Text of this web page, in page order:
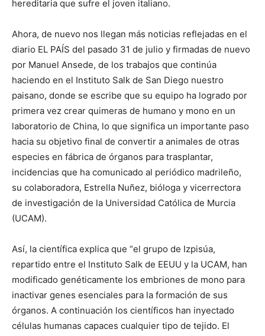
hereditaria que sufre el joven italiano.
Ahora, de nuevo nos llegan más noticias reflejadas en el
diario EL PAÍS del pasado 31 de julio y firmadas de nuevo
por Manuel Ansede, de los trabajos que continúa
haciendo en el Instituto Salk de San Diego nuestro
paisano, donde se escribe que su equipo ha logrado por
primera vez crear quimeras de humano y mono en un
laboratorio de China, lo que significa un importante paso
hacia su objetivo final de convertir a animales de otras
especies en fábrica de órganos para trasplantar,
incidencias que ha comunicado al periódico madrileño,
su colaboradora, Estrella Nuñez, bióloga y vicerrectora
de investigación de la Universidad Católica de Murcia
(UCAM).
Así, la científica explica que “el grupo de Izpisúa,
repartido entre el Instituto Salk de EEUU y la UCAM, han
modificado genéticamente los embriones de mono para
inactivar genes esenciales para la formación de sus
órganos. A continuación los científicos han inyectado
células humanas capaces cualquier tipo de tejido. El